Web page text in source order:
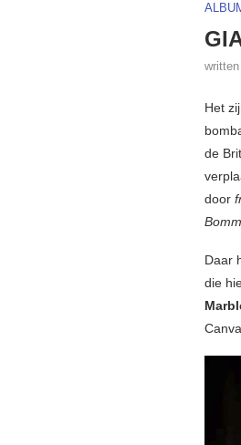
Het
de
door
Daar
die